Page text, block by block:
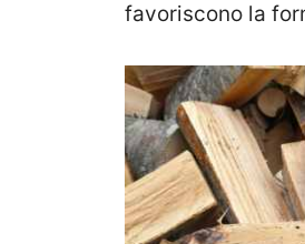
favoriscono la